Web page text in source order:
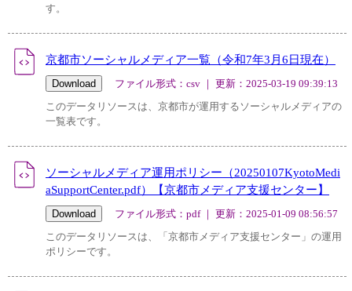
す。
京都市ソーシャルメディア一覧（令和7年3月6日現在）
ファイル形式：csv ｜ 更新：2025-03-19 09:39:13
このデータリソースは、京都市が運用するソーシャルメディアの
一覧表です。
ソーシャルメディア運用ポリシー（20250107KyotoMedi
aSupportCenter.pdf）【京都市メディア支援センター】
ファイル形式：pdf ｜ 更新：2025-01-09 08:56:57
このデータリソースは、「京都市メディア支援センター」の運用
ポリシーです。